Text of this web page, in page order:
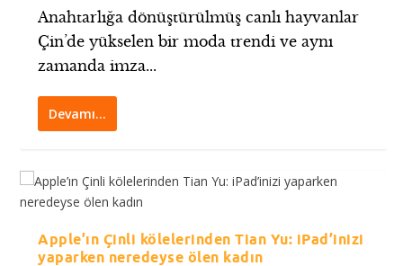
Anahtarlığa dönüştürülmüş canlı hayvanlar
Çin’de yükselen bir moda trendi ve aynı
zamanda imza...
Devamı…
Apple’ın Çinli kölelerinden Tian Yu: iPad’inizi
yaparken neredeyse ölen kadın